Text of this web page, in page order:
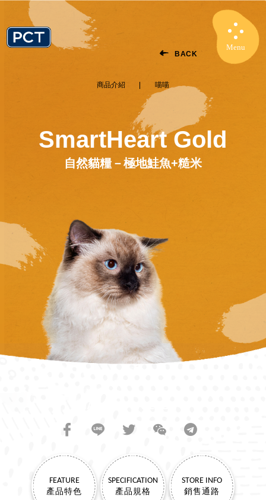
MenuClose
BACK
商品介紹 喵喵
SmartHeart Gold
自然貓糧－極地鮭魚+糙米
FEATURE
產品特色
SPECIFICATION
產品規格
STORE INFO
銷售通路